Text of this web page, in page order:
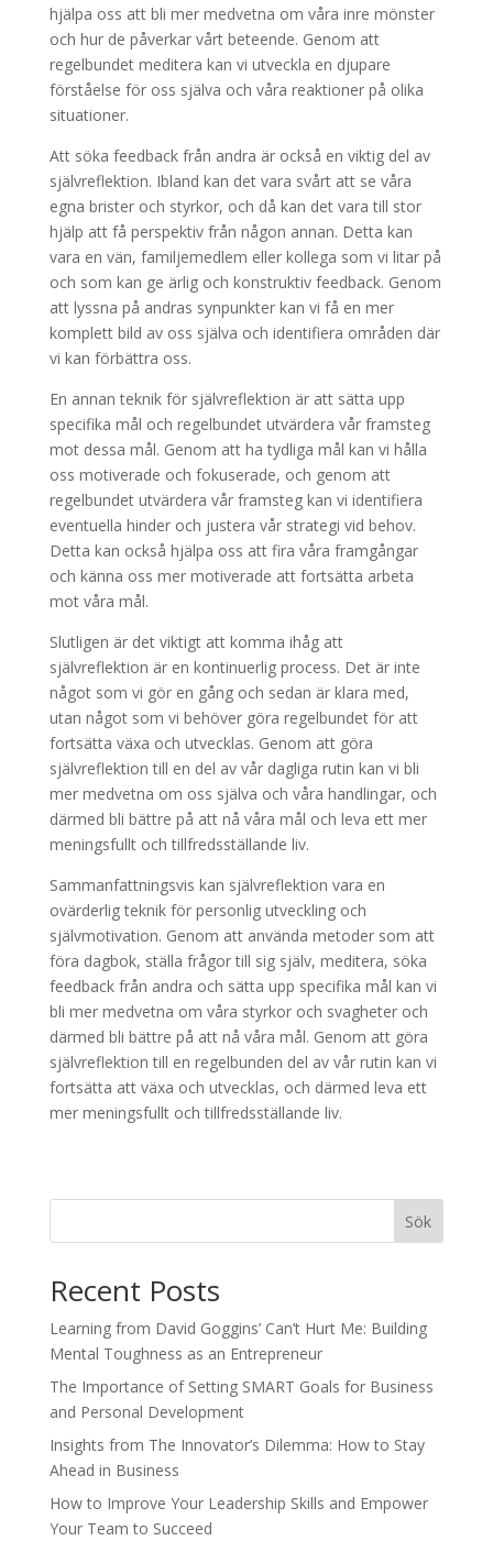
hjälpa oss att bli mer medvetna om våra inre mönster
och hur de påverkar vårt beteende. Genom att
regelbundet meditera kan vi utveckla en djupare
förståelse för oss själva och våra reaktioner på olika
situationer.
Att söka feedback från andra är också en viktig del av
självreflektion. Ibland kan det vara svårt att se våra
egna brister och styrkor, och då kan det vara till stor
hjälp att få perspektiv från någon annan. Detta kan
vara en vän, familjemedlem eller kollega som vi litar på
och som kan ge ärlig och konstruktiv feedback. Genom
att lyssna på andras synpunkter kan vi få en mer
komplett bild av oss själva och identifiera områden där
vi kan förbättra oss.
En annan teknik för självreflektion är att sätta upp
specifika mål och regelbundet utvärdera vår framsteg
mot dessa mål. Genom att ha tydliga mål kan vi hålla
oss motiverade och fokuserade, och genom att
regelbundet utvärdera vår framsteg kan vi identifiera
eventuella hinder och justera vår strategi vid behov.
Detta kan också hjälpa oss att fira våra framgångar
och känna oss mer motiverade att fortsätta arbeta
mot våra mål.
Slutligen är det viktigt att komma ihåg att
självreflektion är en kontinuerlig process. Det är inte
något som vi gör en gång och sedan är klara med,
utan något som vi behöver göra regelbundet för att
fortsätta växa och utvecklas. Genom att göra
självreflektion till en del av vår dagliga rutin kan vi bli
mer medvetna om oss själva och våra handlingar, och
därmed bli bättre på att nå våra mål och leva ett mer
meningsfullt och tillfredsställande liv.
Sammanfattningsvis kan självreflektion vara en
ovärderlig teknik för personlig utveckling och
självmotivation. Genom att använda metoder som att
föra dagbok, ställa frågor till sig själv, meditera, söka
feedback från andra och sätta upp specifika mål kan vi
bli mer medvetna om våra styrkor och svagheter och
därmed bli bättre på att nå våra mål. Genom att göra
självreflektion till en regelbunden del av vår rutin kan vi
fortsätta att växa och utvecklas, och därmed leva ett
mer meningsfullt och tillfredsställande liv.
Sök
Recent Posts
Learning from David Goggins’ Can’t Hurt Me: Building
Mental Toughness as an Entrepreneur
The Importance of Setting SMART Goals for Business
and Personal Development
Insights from The Innovator’s Dilemma: How to Stay
Ahead in Business
How to Improve Your Leadership Skills and Empower
Your Team to Succeed